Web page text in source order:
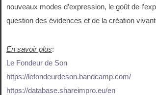
nouveaux modes d’expression, le goût de
question des évidences et de la création
En savoir plus:
Le Fondeur de Son
https://lefondeurdeson.bandcamp.com/
https://database.shareimpro.eu/en